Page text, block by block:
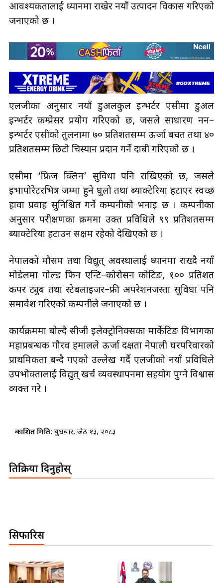
आवश्यकतालाई ध्यानमा राखेर नयाँ उत्पादन विकास गरिएको
जनाएको छ ।
एलजीका अनुसार नयाँ डुअलकुल इन्भर्टर एसीमा डुअल
इन्भर्टर कम्प्रेसर प्रयोग गरिएको छ, जसले साधारण नन–
इन्भर्टर एसीको तुलनामा ७० प्रतिशतसम्म ऊर्जा बचत तथा ४०
प्रतिशतसम्म छिटो चिस्यान प्रदान गर्ने दाबी गरिएको छ ।
एसीमा ‘फ्रिज क्लिन’ सुविधा पनि राखिएको छ, जसले
इभापोरेटरभित्र जम्मा हुने धुलो तथा ब्याक्टेरिया हटाएर स्वच्छ
हावा प्रवाह सुनिश्चित गर्ने कम्पनीको भनाइ छ । कम्पनीका
अनुसार परीक्षणका क्रममा उक्त प्रविधिले ९९ प्रतिशतसम्म
ब्याक्टेरिया हटाउन सक्षम रहेको देखिएको छ ।
नेपालको मौसम तथा विद्युत् अवस्थालाई ध्यानमा राख्दै नयाँ
मोडेलमा गोल्ड फिन एन्टि–कोरोसन कोटिङ, १०० प्रतिशत
कपर ट्युब तथा स्टेबलाइजर–फ्री अपरेशनजस्ता सुविधा पनि
समावेश गरिएको कम्पनीले जनाएको छ ।
कार्यक्रममा बोल्दै सीजी इलेक्ट्रोनिक्सका मार्केटिङ विभागका
महाप्रबन्धक गौरव हमालले ऊर्जा दक्षता नेपाली घरपरिवारको
प्राथमिकता बन्दै गएको उल्लेख गर्दै एलजीको नयाँ प्रविधिले
उपभोक्तालाई विद्युत् खर्च व्यवस्थापनमा सहयोग पुग्ने विश्वास
व्यक्त गरे ।
प्रकाशित मिति: बुधबार, जेठ १३, २०८३
प्रतिक्रिया दिनुहोस्
सिफारिस